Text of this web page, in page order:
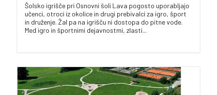
Šolsko igrišče pri Osnovni šoli Lava pogosto uporabljajo
učenci, otroci iz okolice in drugi prebivalci za igro, šport
in druženje. Žal pa na igrišču ni dostopa do pitne vode.
Med igro in športnimi dejavnostmi, zlasti...